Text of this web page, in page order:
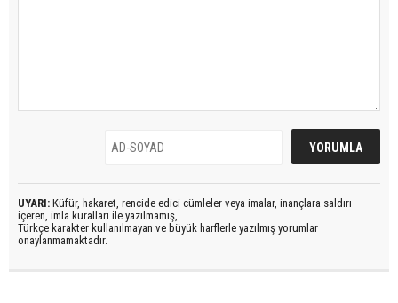
UYARI: Küfür, hakaret, rencide edici cümleler veya imalar, inançlara saldırı
içeren, imla kuralları ile yazılmamış,
Türkçe karakter kullanılmayan ve büyük harflerle yazılmış yorumlar
onaylanmamaktadır.